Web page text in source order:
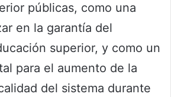
públicas, como una
en la garantía del
superior, y como un
para el aumento de la
del sistema durante